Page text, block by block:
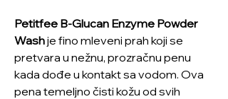
Petitfee B-Glucan Enzyme Powder
Washje fino mleveni prah koji se
pretvara u nežnu, prozračnu penu
kada dođe u kontakt sa vodom. Ova
pena temeljno čisti kožu od svih